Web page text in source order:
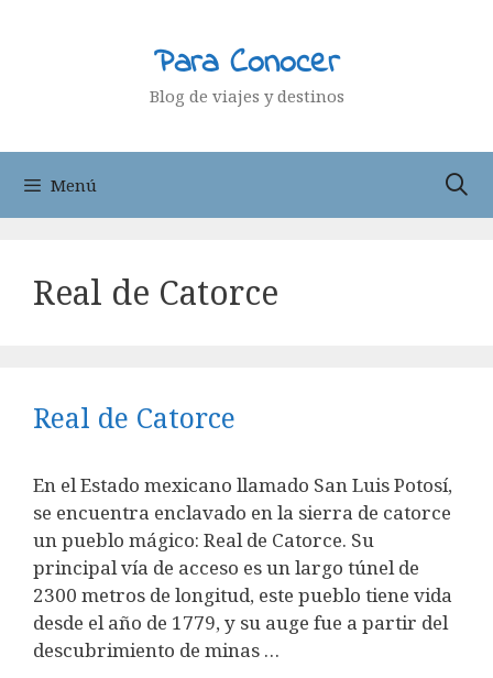
Para Conocer
Blog de viajes y destinos
Menú
Real de Catorce
Real de Catorce
En el Estado mexicano llamado San Luis Potosí,
se encuentra enclavado en la sierra de catorce
un pueblo mágico: Real de Catorce. Su
principal vía de acceso es un largo túnel de
2300 metros de longitud, este pueblo tiene vida
desde el año de 1779, y su auge fue a partir del
descubrimiento de minas …